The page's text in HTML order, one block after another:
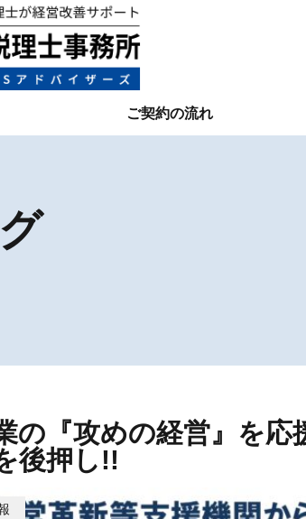
ご契約の流れ
の『攻めの経営』を応
後押し!!